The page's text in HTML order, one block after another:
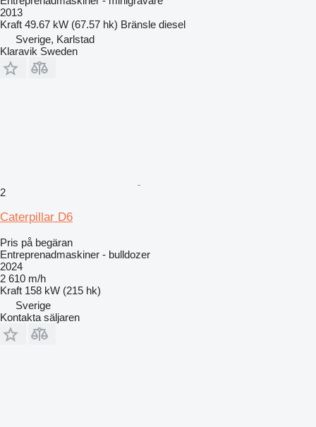
2013
Kraft 49.67 kW (67.57 hk) Bränsle diesel
Sverige, Karlstad
Klaravik Sweden
2
Caterpillar D6
Pris på begäran
Entreprenadmaskiner - bulldozer
2024
2 610 m/h
Kraft 158 kW (215 hk)
Sverige
Kontakta säljaren